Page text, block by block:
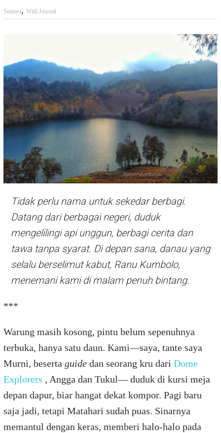
Semeru, Widi Journal
Tidak perlu nama untuk sekedar berbagi.
Datang dari berbagai negeri, duduk
mengelilingi api unggun, berbagi cerita dan
tawa tanpa syarat. Di depan sana, danau yang
selalu berselimut kabut, Ranu Kumbolo,
menemani kami di malam penuh bintang.
***
Warung masih kosong, pintu belum sepenuhnya
terbuka, hanya satu daun. Kami—saya, tante saya
Murni, beserta guidedan seorang kru dari Dome
Explorers , Angga dan Tukul— duduk di kursi meja
depan dapur, biar hangat dekat kompor. Pagi baru
saja jadi, tetapi Matahari sudah puas. Sinarnya
memantul dengan keras, memberi halo-halo pada